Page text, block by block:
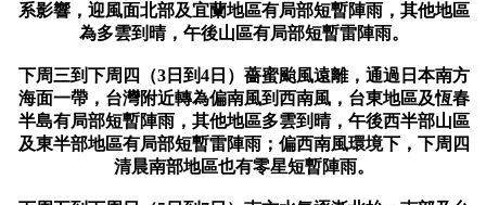
系影響，迎風面北部及宜蘭地區有局部短暫陣雨，其他地區
為多雲到晴，午後山區有局部短暫雷陣雨。
下周三到下周四（3日到4日）薔蜜颱風遠離，通過日本南方
海面一帶，台灣附近轉為偏南風到西南風，台東地區及恆春
半島有局部短暫陣雨，其他地區多雲到晴，午後西半部山區
及東半部地區有局部短暫雷陣雨；偏西南風環境下，下周四
清晨南部地區也有零星短暫陣雨。